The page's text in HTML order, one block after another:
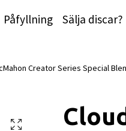
Påfyllning Sälja discar?
Creator Series Special